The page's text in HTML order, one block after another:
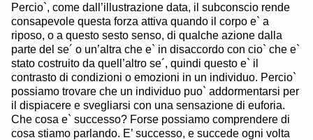
Percio`, come dall’illustrazione data, il subconscio rende
consapevole questa forza attiva quando il corpo e` a
riposo, o a questo sesto senso, di qualche azione dalla
parte del se´ o un’altra che e` in disaccordo con cio` che e`
stato costruito da quell’altro se´, quindi questo e` il
contrasto di condizioni o emozioni in un individuo. Percio`
possiamo trovare che un individuo puo` addormentarsi per
il dispiacere e svegliarsi con una sensazione di euforia.
Che cosa e` successo? Forse possiamo comprendere di
cosa stiamo parlando. E’ successo, e succede ogni volta